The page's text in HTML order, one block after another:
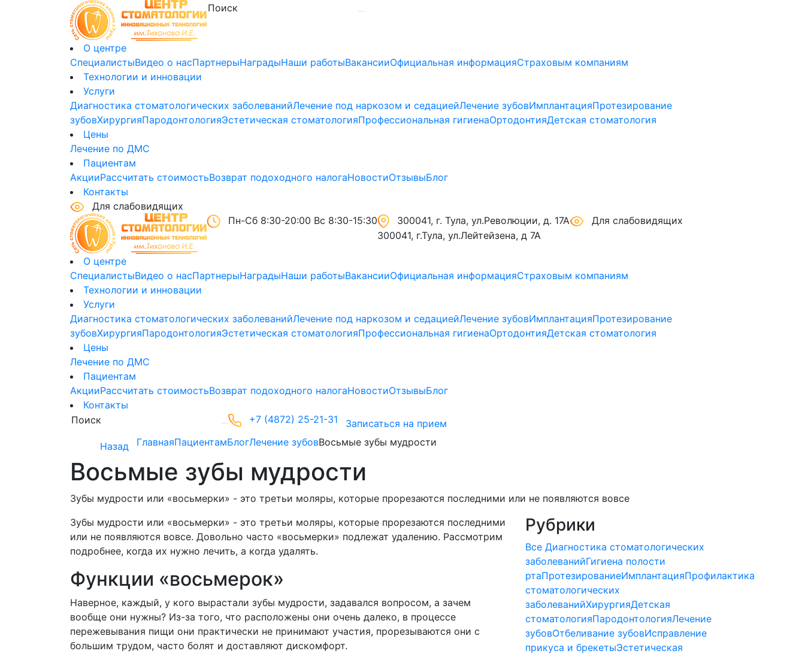
О центре
СпециалистыВидео о насПартнерыНаградыНаши работыВакансииОфициальная информацияСтраховым компаниям
Технологии и инновации
Услуги
Диагностика стоматологических заболеванийЛечение под наркозом и седациейЛечение зубовИмплантацияПротезирование
зубовХирургияПародонтологияЭстетическая стоматологияПрофессиональная гигиенаОртодонтияДетская стоматология
Цены
Лечение по ДМС
Пациентам
АкцииРассчитать стоимостьВозврат подоходного налогаНовостиОтзывыБлог
Контакты
Для слабовидящих
Пн-Сб 8:30-20:00 Вс 8:30-15:30
300041, г. Тула, ул.Революции, д. 17А
300041, г.Тула, ул.Лейтейзена, д 7А
Для слабовидящих
О центре
СпециалистыВидео о насПартнерыНаградыНаши работыВакансииОфициальная информацияСтраховым компаниям
Технологии и инновации
Услуги
Диагностика стоматологических заболеванийЛечение под наркозом и седациейЛечение зубовИмплантацияПротезирование
зубовХирургияПародонтологияЭстетическая стоматологияПрофессиональная гигиенаОртодонтияДетская стоматология
Цены
Лечение по ДМС
Пациентам
АкцииРассчитать стоимостьВозврат подоходного налогаНовостиОтзывыБлог
Контакты
+7 (4872) 25-21-31
Записаться на прием
Назад
ГлавнаяПациентамБлогЛечение зубовВосьмые зубы мудрости
Восьмые зубы мудрости
Зубы мудрости или «восьмерки» - это третьи моляры, которые прорезаются последними или не появляются вовсе
Зубы мудрости или «восьмерки» - это третьи моляры, которые прорезаются последними
или не появляются вовсе. Довольно часто «восьмерки» подлежат удалению. Рассмотрим
подробнее, когда их нужно лечить, а когда удалять.
Функции «восьмерок»
Наверное, каждый, у кого вырастали зубы мудрости, задавался вопросом, а зачем
вообще они нужны? Из-за того, что расположены они очень далеко, в процессе
пережевывания пищи они практически не принимают участия, прорезываются они с
большим трудом, часто болят и доставляют дискомфорт.
Рубрики
Все Диагностика стоматологических
заболеванийГигиена полости
ртаПротезированиеИмплантацияПрофилактика
стоматологических
заболеванийХирургияДетская
стоматологияПародонтологияЛечение
зубовОтбеливание зубовИсправление
прикуса и брекетыЭстетическая